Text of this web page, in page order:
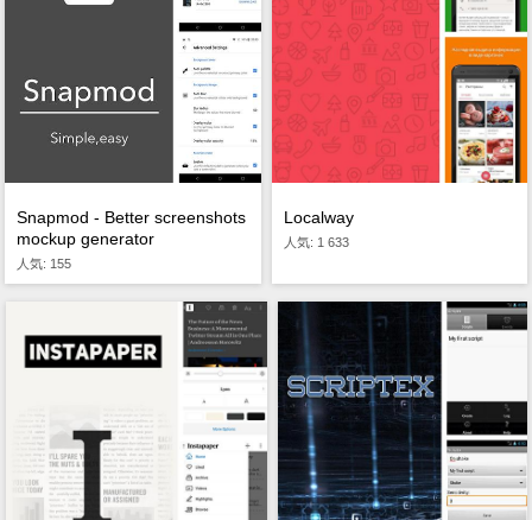
Snapmod - Better screenshots
mockup generator
人気: 155
Localway
人気: 1 633